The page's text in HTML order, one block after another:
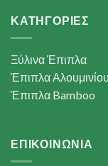
ΚΑΤΗΓΟΡΙΕΣ
Ξύλινα Έπιπλα
Έπιπλα
Έπιπλα Bamboo
ΕΠΙΚΟΙΝΩΝΙΑ